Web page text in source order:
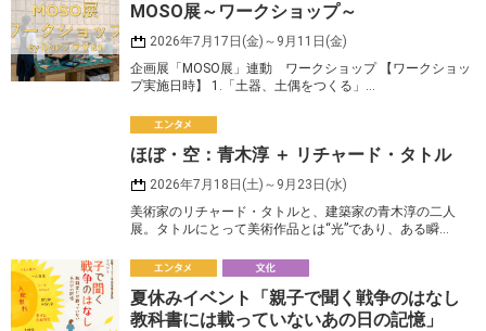
ンタメ
MOSO展～ワークショップ～
2026年7月17日(金)～9月11日(金)
企画展「MOSO展」連動 ワークショップ 【ワークショッ
プ実施日時】 1.「土器、土偶をつくる」…
ンタメ
ほぼ・空：青木淳 ＋ リチャード・タトル
2026年7月18日(土)～9月23日(水)
美術家のリチャード・タトルと、建築家の青木淳の二人
展。タトルにとって美術作品とは“光”であり、ある瞬…
ンタメ
化
夏休みイベント「親子で聞く戦争のはなし
教科書には載っていないあの日の記憶」